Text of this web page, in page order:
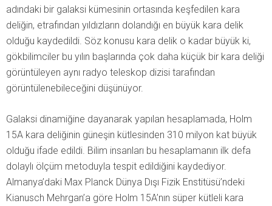
adındaki bir galaksi kümesinin ortasında keşfedilen kara
deliğin, etrafından yıldızların dolandığı en büyük kara delik
olduğu kaydedildi. Söz konusu kara delik o kadar büyük ki,
gökbilimciler bu yılın başlarında çok daha küçük bir kara deliği
görüntüleyen aynı radyo teleskop dizisi tarafından
görüntülenebileceğini düşünüyor.
Galaksi dinamiğine dayanarak yapılan hesaplamada, Holm
15A kara deliğinin güneşin kütlesinden 310 milyon kat büyük
olduğu ifade edildi. Bilim insanları bu hesaplamanın ilk defa
dolaylı ölçüm metoduyla tespit edildiğini kaydediyor.
Almanya’daki Max Planck Dünya Dışı Fizik Enstitüsü’ndeki
Kianusch Mehrgan’a göre Holm 15A’nın süper kütleli kara